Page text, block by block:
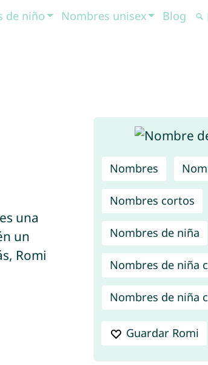
de niño Nombres unisex Blog
Nombres
Nombres cortos
Nombres de niña
Nombres de niña
Nombres de niña
Guardar Romi
una
un
Romi